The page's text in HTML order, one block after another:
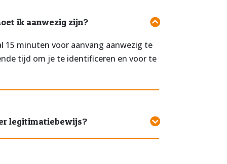
ik aanwezig zijn?
15 minuten voor aanvang aanwezig te
tijd om je te identificeren en voor te
legitimatiebewijs?